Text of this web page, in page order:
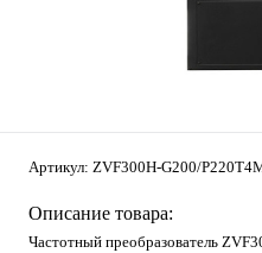
Артикул: ZVF300H-G200/
Описание товара:
Частотный преобразователь